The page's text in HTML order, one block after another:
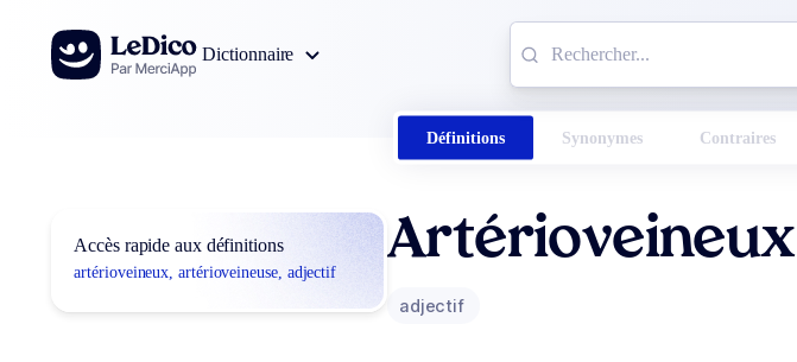
Aller au contenu
Dictionnaire
Définitions Synonymes Contraires
Accès rapide aux définitions
artérioveineux, artérioveineuse, adjectif
adjectif